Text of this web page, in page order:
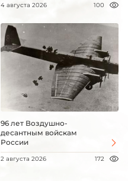
4 августа 2026 100
96 лет Воздушно-
десантным войскам
России
2 августа 2026 172